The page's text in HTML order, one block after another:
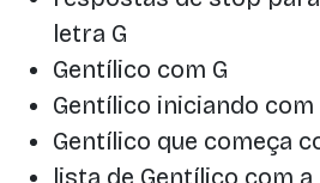
letra G
Gentílico com G
Gentílico iniciando com
Gentílico que começa
lista de Gentílico com a